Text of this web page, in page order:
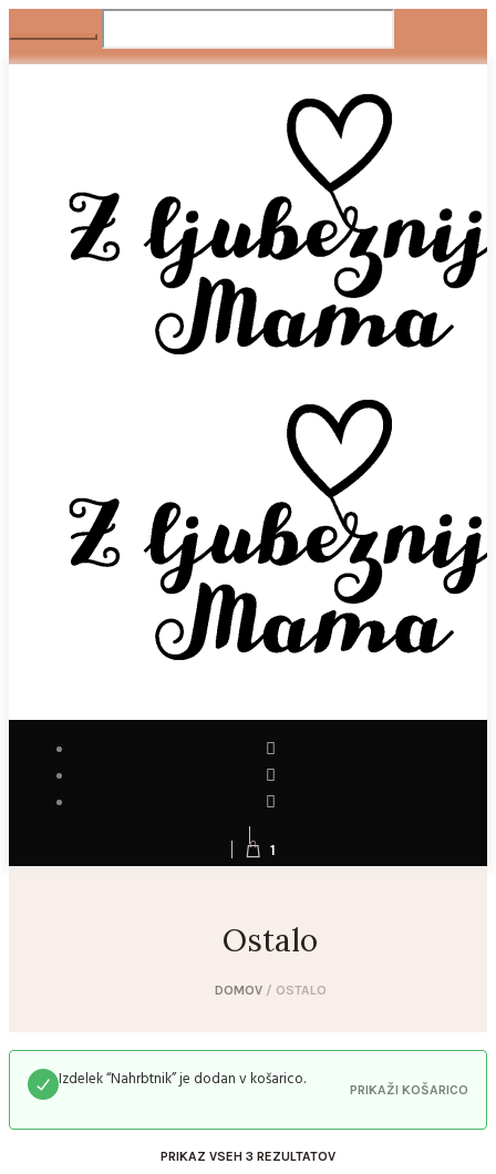
1
Ostalo
DOMOV/ OSTALO
PRIKAŽI KOŠARICO
Izdelek “Nahrbtnik” je dodan v košarico.
PRIKAZ VSEH 3 REZULTATOV